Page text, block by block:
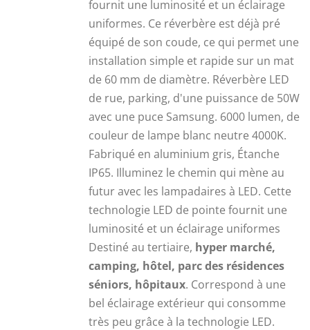
fournit une luminosité et un éclairage
uniformes. Ce réverbère est déjà pré
équipé de son coude, ce qui permet une
installation simple et rapide sur un mat
de 60 mm de diamètre. Réverbère LED
de rue, parking, d'une puissance de 50W
avec une puce Samsung. 6000 lumen, de
couleur de lampe blanc neutre 4000K.
Fabriqué en aluminium gris, Étanche
IP65. Illuminez le chemin qui mène au
futur avec les lampadaires à LED. Cette
technologie LED de pointe fournit une
luminosité et un éclairage uniformes
Destiné au tertiaire, hyper marché,
camping, hôtel, parc des résidences
séniors, hôpitaux. Correspond à une
bel éclairage extérieur qui consomme
très peu grâce à la technologie LED.